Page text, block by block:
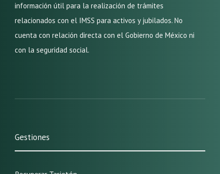
información útil para la realización de trámites
relacionados con el IMSS para activos y jubilados. No
cuenta con relación directa con el Gobierno de México ni
con la seguridad social.
Gestiones